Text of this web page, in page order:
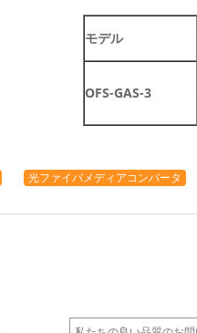
モデル
OFS-GAS-3
光ファイバメディアコンバータ